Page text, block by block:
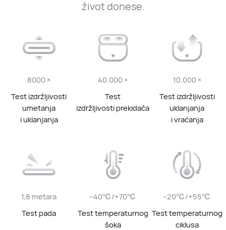
život donese.
8000 ×
Test izdržljivosti
umetanja
i uklanjanja
40.000 ×
Test
izdržljivosti prekidača
10.000 ×
Test izdržljivosti
uklanjanja
i vraćanja
1,8 metara
Test pada
–40℃/+70℃
Test temperaturnog
šoka
–20℃/+55℃
Test temperaturnog
ciklusa